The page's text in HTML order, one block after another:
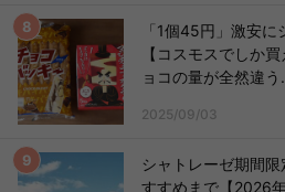
「1個45円」激安
【コスモスでしか
ョコの量が全然違
2025/09/03
シャトレーゼ期間
すすめまで【2026